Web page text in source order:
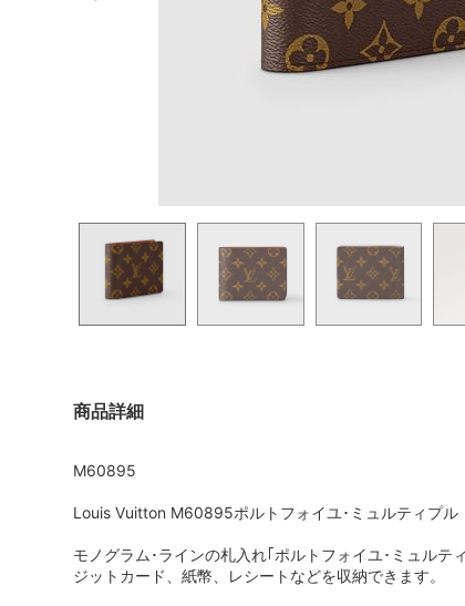
商品詳細
M60895
Louis Vuitton M60895ポルトフォイユ･ミュルティプル
モノグラム･ラインの札入れ｢ポルトフォイユ･ミュルテ
ジットカード、紙幣、レシートなどを収納できます。